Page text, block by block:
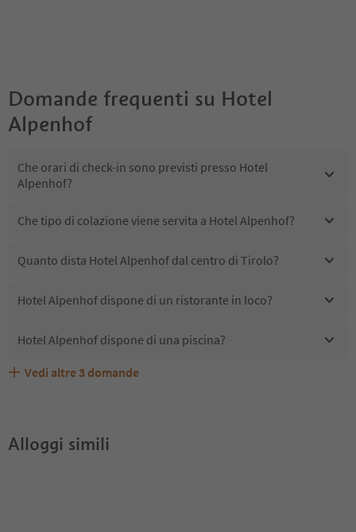
Domande frequenti su Hotel
Alpenhof
Che orari di check-in sono previsti presso Hotel
Alpenhof?
Che tipo di colazione viene servita a Hotel Alpenhof?
Quanto dista Hotel Alpenhof dal centro di Tirolo?
Hotel Alpenhof dispone di un ristorante in loco?
Hotel Alpenhof dispone di una piscina?
Hotel Alpenhof accetta animali domestici?
Quali servizi/attività sono disponibili presso Hotel
Gli ospiti di Hotel Alpenhof ricevono l'Alto Adige Guest
Vedi altre 3 domande
Alloggi simili